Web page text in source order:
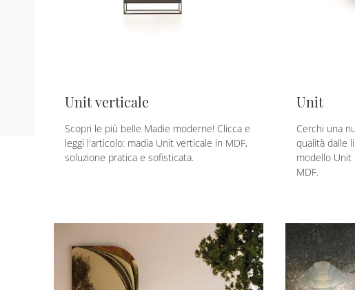
Unit verticale
Scopri le più belle Madie moderne! Clicca e
leggi l'articolo: madia Unit verticale in MDF,
soluzione pratica e sofisticata.
Unit
Cerchi una
qualità dalle
modello Unit
MDF.